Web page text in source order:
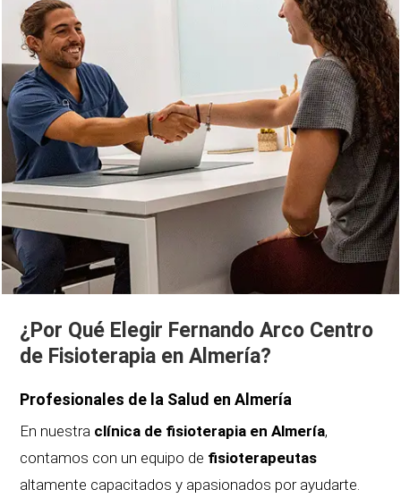
¿Por Qué Elegir Fernando Arco Centro
de Fisioterapia en Almería?
Profesionales de la Salud en Almería
En nuestra clínica de fisioterapia en Almería,
contamos con un equipo de fisioterapeutas
altamente capacitados y apasionados por ayudarte.